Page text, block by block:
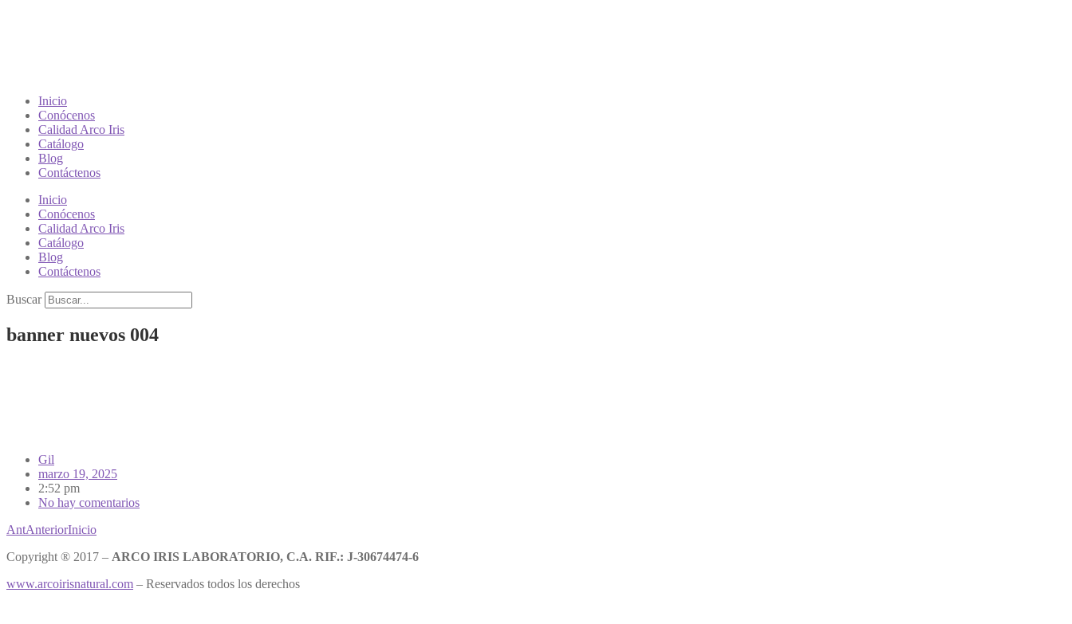
Inicio
Conócenos
Calidad Arco Iris
Catálogo
Blog
Contáctenos
Inicio
Conócenos
Calidad Arco Iris
Catálogo
Blog
Contáctenos
Buscar
banner nuevos 004
Gil
marzo 19, 2025
2:52 pm
No hay comentarios
AntAnteriorInicio
Copyright ® 2017 – ARCO IRIS LABORATORIO, C.A. RIF.: J-30674474-6
www.arcoirisnatural.com – Reservados todos los derechos